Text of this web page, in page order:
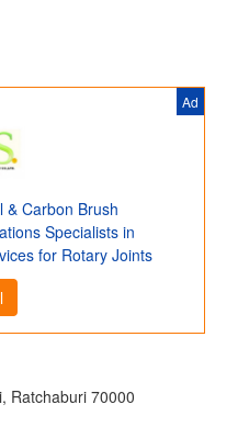
Ad
& Carbon Brush
Specialists in
for Rotary Joints
Ratchaburi 70000